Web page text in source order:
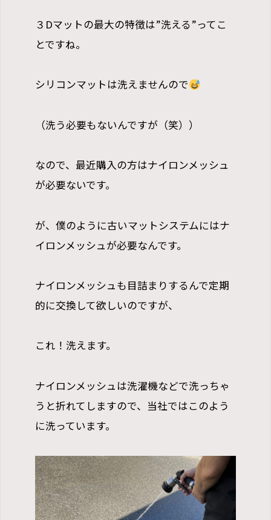
３Dマットの最大の特徴は”洗える”ってこ
とですね。
シリコンマットは洗えませんので
（洗う必要もないんですが（笑））
なので、最近購入の方はナイロンメッシュ
が必要ないです。
が、僕のように古いマットシステムにはナ
イロンメッシュが必要なんです。
ナイロンメッシュも目詰まりするんで定期
的に交換して欲しいのですが、
これ！洗えます。
ナイロンメッシュは洗濯機などで洗っちゃ
うと折れてしますので、当社ではこのよう
に洗っています。